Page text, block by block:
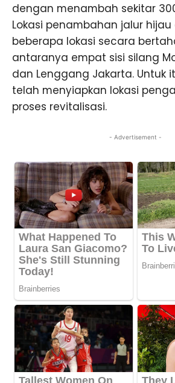
dengan menambah sekitar
Lokasi penambahan jalur hijau
beberapa lokasi secara
antaranya empat sisi silang
dan Lenggang Jakarta. Untuk
telah menyiapkan lokasi
proses revitalisasi.
- Advertisement -